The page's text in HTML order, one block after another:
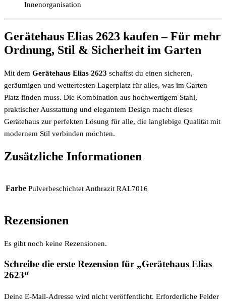
Innenorganisation
Gerätehaus Elias 2623 kaufen – Für mehr
Ordnung, Stil & Sicherheit im Garten
Mit dem Gerätehaus Elias 2623 schaffst du einen sicheren,
geräumigen und wetterfesten Lagerplatz für alles, was im Garten
Platz finden muss. Die Kombination aus hochwertigem Stahl,
praktischer Ausstattung und elegantem Design macht dieses
Gerätehaus zur perfekten Lösung für alle, die langlebige Qualität mit
modernem Stil verbinden möchten.
Zusätzliche Informationen
Farbe Pulverbeschichtet Anthrazit RAL7016
Rezensionen
Es gibt noch keine Rezensionen.
Schreibe die erste Rezension für „Gerätehaus Elias
2623“
Deine E-Mail-Adresse wird nicht veröffentlicht. Erforderliche Felder